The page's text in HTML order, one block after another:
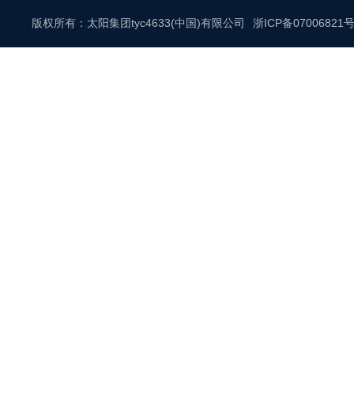
版权所有：太阳集团tyc4633(中国)有限公司 浙ICP备07006821